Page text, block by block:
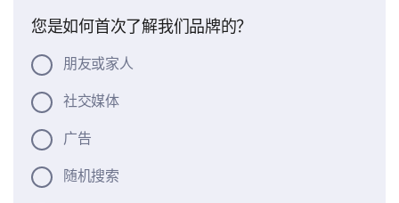
您是如何首次了解我们品牌的？
朋友或家人
社交媒体
广告
随机搜索